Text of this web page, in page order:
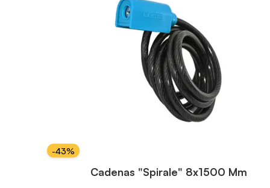
-43%
Cadenas "Spirale" 8x1500 Mm